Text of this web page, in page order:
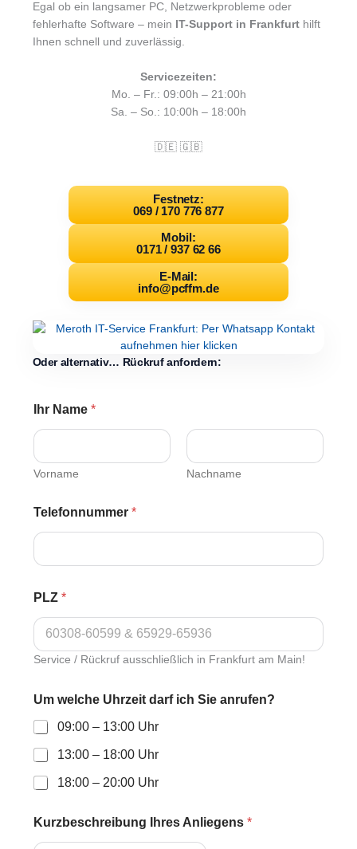
Egal ob ein langsamer PC, Netzwerkprobleme oder
fehlerhafte Software – mein IT-Support in Frankfurthilft
Ihnen schnell und zuverlässig.
Servicezeiten:
Mo. – Fr.: 09:00h – 21:00h
Sa. – So.: 10:00h – 18:00h
🇩🇪 🇬🇧
Festnetz:
069 / 170 776 877
Mobil:
0171 / 937 62 66
E-Mail:
info@pcffm.de
Oder alternativ… Rückruf anfordern:
Ihr Name *
Vorname Nachname
Telefonnummer *
PLZ *
Service / Rückruf ausschließlich in Frankfurt am Main!
Um welche Uhrzeit darf ich Sie anrufen?
09:00 – 13:00 Uhr
13:00 – 18:00 Uhr
18:00 – 20:00 Uhr
Kurzbeschreibung Ihres Anliegens *